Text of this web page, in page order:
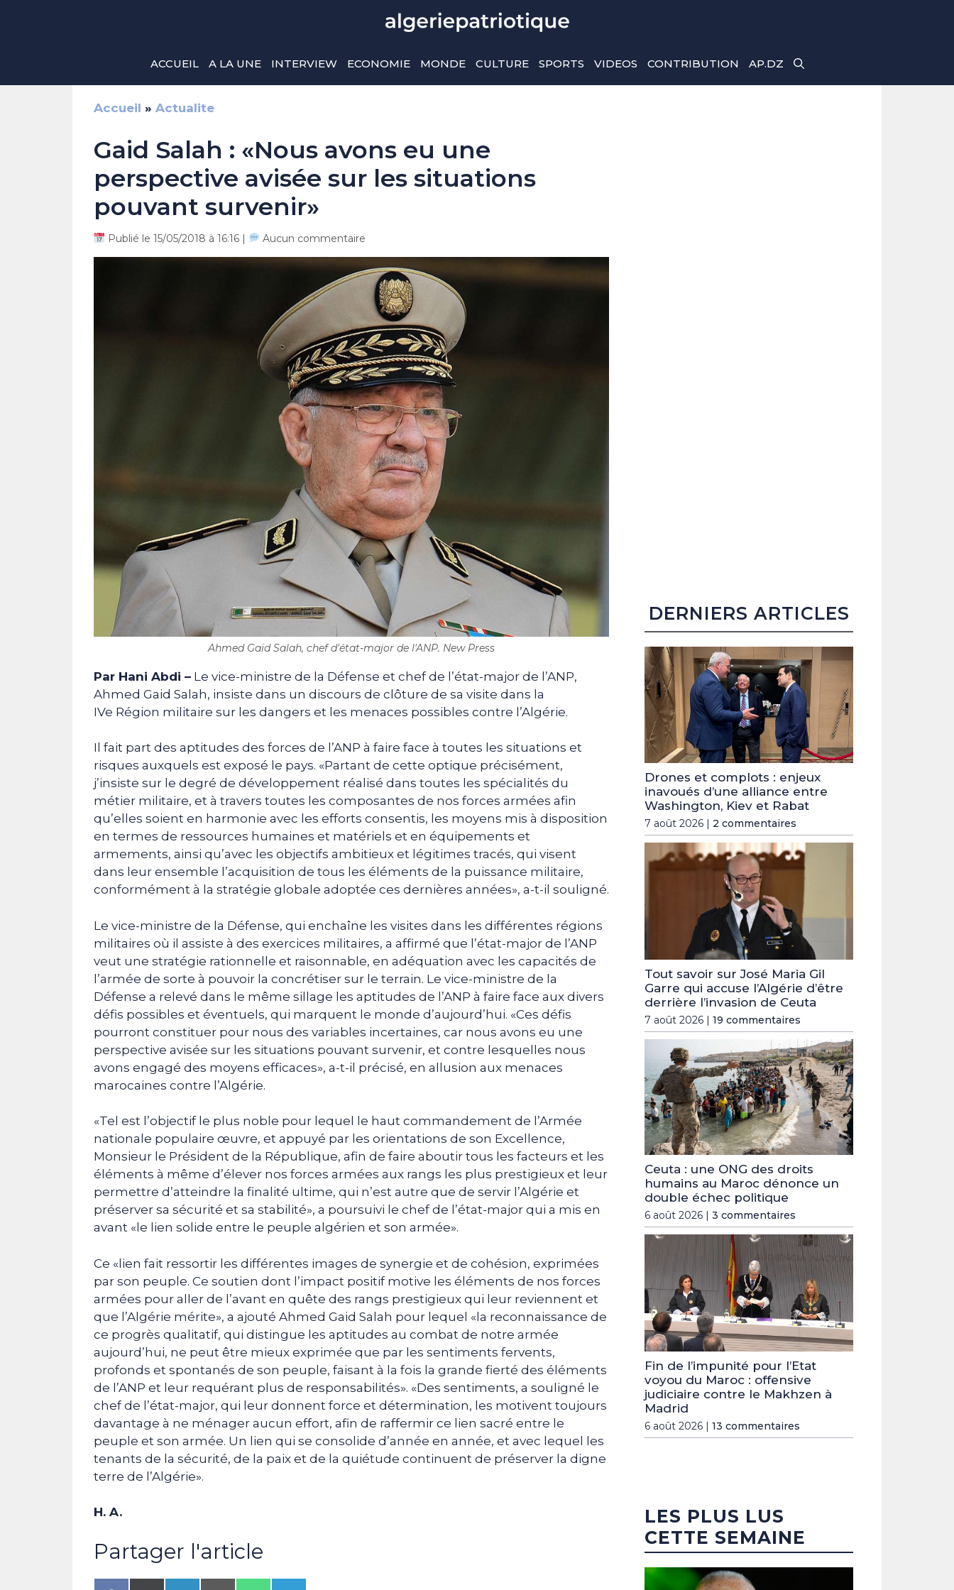
ACCUEIL A LA UNE INTERVIEW ECONOMIE MONDE CULTURE SPORTS VIDEOS CONTRIBUTION AP.DZ
Accueil » Actualite
Gaid Salah : «Nous avons eu une
perspective avisée sur les situations
pouvant survenir»
Publié le 15/05/2018 à 16:16 | Aucun commentaire
Ahmed Gaïd Salah, chef d'état-major de l'ANP. New Press
Par Hani Abdi – Le vice-ministre de la Défense et chef de l’état-major de l’ANP,
Ahmed Gaid Salah, insiste dans un discours de clôture de sa visite dans la
IVe Région militaire sur les dangers et les menaces possibles contre l’Algérie.
Il fait part des aptitudes des forces de l’ANP à faire face à toutes les situations et
risques auxquels est exposé le pays. «Partant de cette optique précisément,
j’insiste sur le degré de développement réalisé dans toutes les spécialités du
métier militaire, et à travers toutes les composantes de nos forces armées afin
qu’elles soient en harmonie avec les efforts consentis, les moyens mis à disposition
en termes de ressources humaines et matériels et en équipements et
armements, ainsi qu’avec les objectifs ambitieux et légitimes tracés, qui visent
dans leur ensemble l’acquisition de tous les éléments de la puissance militaire,
conformément à la stratégie globale adoptée ces dernières années», a-t-il souligné.
Le vice-ministre de la Défense, qui enchaîne les visites dans les différentes régions
militaires où il assiste à des exercices militaires, a affirmé que l’état-major de l’ANP
veut une stratégie rationnelle et raisonnable, en adéquation avec les capacités de
l’armée de sorte à pouvoir la concrétiser sur le terrain. Le vice-ministre de la
Défense a relevé dans le même sillage les aptitudes de l’ANP à faire face aux divers
défis possibles et éventuels, qui marquent le monde d’aujourd’hui. «Ces défis
pourront constituer pour nous des variables incertaines, car nous avons eu une
perspective avisée sur les situations pouvant survenir, et contre lesquelles nous
avons engagé des moyens efficaces», a-t-il précisé, en allusion aux menaces
marocaines contre l’Algérie.
«Tel est l’objectif le plus noble pour lequel le haut commandement de l’Armée
nationale populaire œuvre, et appuyé par les orientations de son Excellence,
Monsieur le Président de la République, afin de faire aboutir tous les facteurs et les
éléments à même d’élever nos forces armées aux rangs les plus prestigieux et leur
permettre d’atteindre la finalité ultime, qui n’est autre que de servir l’Algérie et
préserver sa sécurité et sa stabilité», a poursuivi le chef de l’état-major qui a mis en
avant «le lien solide entre le peuple algérien et son armée».
Ce «lien fait ressortir les différentes images de synergie et de cohésion, exprimées
par son peuple. Ce soutien dont l’impact positif motive les éléments de nos forces
armées pour aller de l’avant en quête des rangs prestigieux qui leur reviennent et
que l’Algérie mérite», a ajouté Ahmed Gaid Salah pour lequel «la reconnaissance de
ce progrès qualitatif, qui distingue les aptitudes au combat de notre armée
aujourd’hui, ne peut être mieux exprimée que par les sentiments fervents,
profonds et spontanés de son peuple, faisant à la fois la grande fierté des éléments
de l’ANP et leur requérant plus de responsabilités». «Des sentiments, a souligné le
chef de l’état-major, qui leur donnent force et détermination, les motivent toujours
davantage à ne ménager aucun effort, afin de raffermir ce lien sacré entre le
peuple et son armée. Un lien qui se consolide d’année en année, et avec lequel les
tenants de la sécurité, de la paix et de la quiétude continuent de préserver la digne
terre de l’Algérie».
H. A.
Partager l'article
DERNIERS ARTICLES
Drones et complots : enjeux
inavoués d’une alliance entre
Washington, Kiev et Rabat
7 août 2026 | 2 commentaires
Tout savoir sur José Maria Gil
Garre qui accuse l’Algérie d’être
derrière l’invasion de Ceuta
7 août 2026 | 19 commentaires
Ceuta : une ONG des droits
humains au Maroc dénonce un
double échec politique
6 août 2026 | 3 commentaires
Fin de l’impunité pour l’Etat
voyou du Maroc : offensive
judiciaire contre le Makhzen à
Madrid
6 août 2026 | 13 commentaires
LES PLUS LUS
CETTE SEMAINE